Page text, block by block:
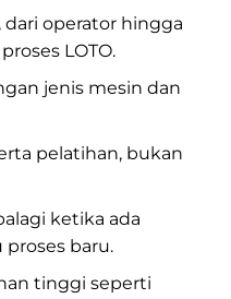
dari operator hingga
LOTO.
jenis mesin dan
pelatihan, bukan
ketika ada
baru.
tinggi seperti